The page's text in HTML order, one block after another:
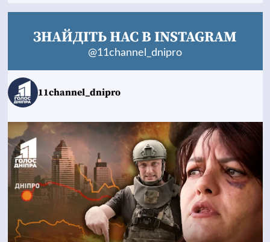
ЗНАЙДІТЬ НАС В INSTAGRAM
@11channel_dnipro
11channel_dnipro